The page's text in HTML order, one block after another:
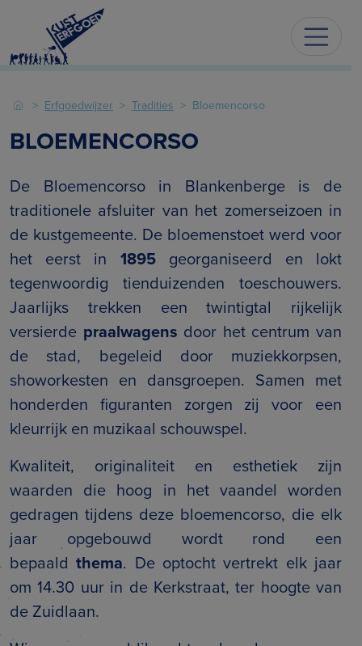
Erfgoedwijzer Tradities Bloemencorso
BLOEMENCORSO
De Bloemencorso in Blankenberge is de
traditionele afsluiter van het zomerseizoen in
de kustgemeente. De bloemenstoet werd voor
het eerst in 1895georganiseerd en lokt
tegenwoordig tienduizenden toeschouwers.
Jaarlijks trekken een twintigtal rijkelijk
versierde praalwagens door het centrum van
de stad, begeleid door muziekkorpsen,
showorkesten en dansgroepen. Samen met
honderden figuranten zorgen zij voor een
kleurrijk en muzikaal schouwspel.
Kwaliteit, originaliteit en esthetiek zijn
waarden die hoog in het vaandel worden
gedragen tijdens deze bloemencorso, die elk
jaar opgebouwd wordt rond een
bepaaldthema. De optocht vertrekt elk jaar
om 14.30 uur in de Kerkstraat, ter hoogte van
de Zuidlaan.